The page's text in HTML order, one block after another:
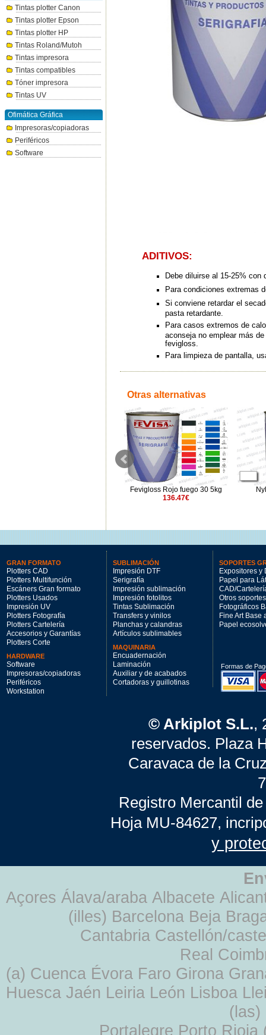
Tintas plotter Canon
Tintas plotter Epson
Tintas plotter HP
Tintas Roland/Mutoh
Tintas impresora
Tintas compatibles
Tóner impresora
Tintas UV
Ofimática Gráfica
Impresoras/copiadoras
Periféricos
Software
ADITIVOS:
Debe diluirse al 15-25% con
Para condiciones extremas
Si conviene retardar el
pasta retardante.
Para casos extremos de
aconseja no emplear más
fevigloss.
Para limpieza de pantalla,
Otras alternativas
Fevigloss Azul oscuro 46 5kg
Fevigloss Rojo fuego 30 5kg
136.47€
GRAN FORMATO
Plotters CAD
Plotters Multifunción
Escáners Gran formato
Plotters Usados
Impresión UV
Plotters Fotografía
Plotters Cartelería
Accesorios y Garantías
Plotters Corte
HARDWARE
Software
Impresoras/copiadoras
Periféricos
Workstation
SUBLIMACIÓN
Impresión DTF
Serigrafía
Impresión sublimación
Impresión fotolitos
Tintas Sublimación
Transfers y vinilos
Planchas y calandras
Artículos sublimables
MAQUINARIA
Encuadernación
Laminación
Auxiliar y de acabados
Cortadoras y guillotinas
SOPORTES
Expositores y
Papel para
CAD/
Otros soportes
Fotográficos
Fine Art Base
Papel
Formas de
© Arkiplot S.L.,
reservados. Plaza
Caravaca de la
Registro Mercantil
Hoja MU-84627,
y
Açores Álava/araba Albacete
(illes) Barcelona Beja
Cantabria Castellón/
Real
(a) Cuenca Évora Faro Girona
Huesca Jaén Leiria León Lisboa
Portalegre Porto